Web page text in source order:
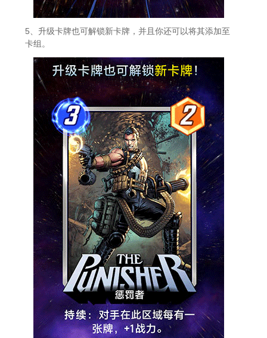
5、升级卡牌也可解锁新卡牌，并且你还可以将其添加至
卡组。